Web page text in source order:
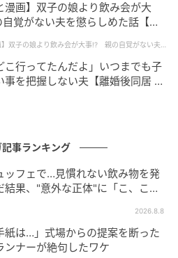
作品をもっとみる
とみる
こにやっ
話
第1話
第1
漫画】双子の娘より飲み会が大
覚がない夫を懲らしめた話【第1
】双子の娘より飲み会が大事!? 親の自覚がない夫を
こ行ってたんだよ」いつまでも子
事を把握しない夫【離婚後同居 Vo
記事ランキング
ッフェで…見慣れない飲み物を発
結果、"意外な正体"に「こ、これ
2026.8.8
紙は…」式場からの提案を断った
ンナーが絶句したワケ